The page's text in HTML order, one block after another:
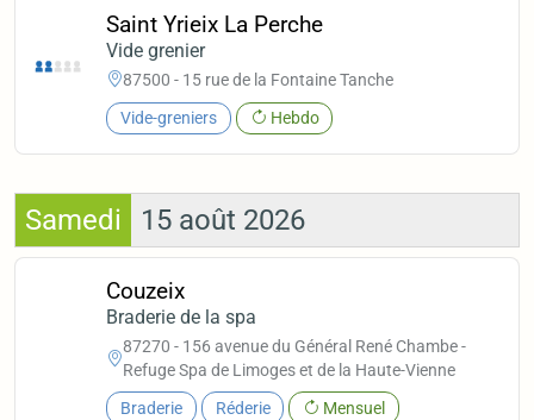
Saint Yrieix La Perche
Vide grenier
87500 - 15 rue de la Fontaine Tanche
Vide-greniers Hebdo
Samedi 15 août 2026
Couzeix
Braderie de la spa
87270 - 156 avenue du Général René Chambe -
Refuge Spa de Limoges et de la Haute-Vienne
Braderie Réderie Mensuel